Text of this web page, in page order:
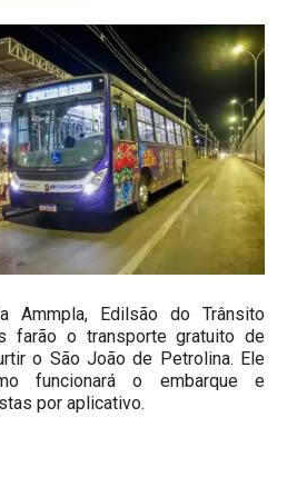
Ammpla, Edilsão do Trânsito
farão o transporte gratuito de
o São João de Petrolina. Ele
funcionará o embarque e
por aplicativo.